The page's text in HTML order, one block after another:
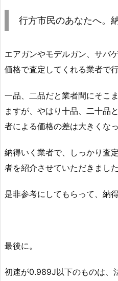
行方市民のあなたへ。
エアガンやモデルガン、サバ
価格で査定してくれる業者で
一品、二品だと業者間にそこ
ますが、やはり十品、二十品
者による価格の差は大きくな
納得いく業者で、しっかり査
者を紹介させていただきました
是非参考にしてもらって、納
最後に。
初速が0.989J以下のものは、